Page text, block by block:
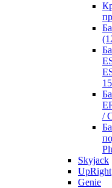
/
Skyjack
UpRight
Genie